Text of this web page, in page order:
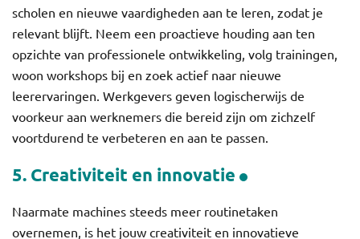
scholen en nieuwe vaardigheden aan te leren, zodat je
relevant blijft. Neem een proactieve houding aan ten
opzichte van professionele ontwikkeling, volg trainingen,
woon workshops bij en zoek actief naar nieuwe
leerervaringen. Werkgevers geven logischerwijs de
voorkeur aan werknemers die bereid zijn om zichzelf
voortdurend te verbeteren en aan te passen.
5. Creativiteit en innovatie
Naarmate machines steeds meer routinetaken
overnemen, is het jouw creativiteit en innovatieve